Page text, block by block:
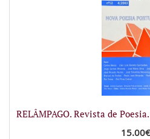
RELÂMPAGO. Revista de
15.00€